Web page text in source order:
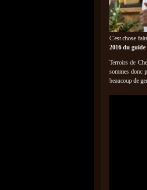
C'est chose
2016 du
Terroirs de
sommes donc
beaucoup de